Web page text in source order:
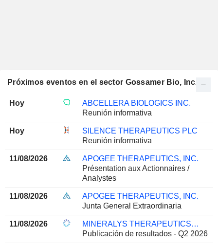
Próximos eventos en el sector Gossamer Bio, Inc.
Hoy
ABCELLERA BIOLOGICS INC.
Reunión informativa
Hoy
SILENCE THERAPEUTICS PLC
Reunión informativa
11/08/2026
APOGEE THERAPEUTICS, INC.
Présentation aux Actionnaires /
Analystes
11/08/2026
APOGEE THERAPEUTICS, INC.
Junta General Extraordinaria
11/08/2026
MINERALYS THERAPEUTICS, INC.
Publicación de resultados - Q2 2026